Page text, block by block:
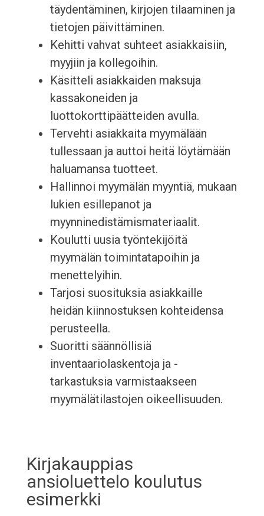
täydentäminen, kirjojen tilaaminen ja
tietojen päivittäminen.
Kehitti vahvat suhteet asiakkaisiin,
myyjiin ja kollegoihin.
Käsitteli asiakkaiden maksuja
kassakoneiden ja
luottokorttipäätteiden avulla.
Tervehti asiakkaita myymälään
tullessaan ja auttoi heitä löytämään
haluamansa tuotteet.
Hallinnoi myymälän myyntiä, mukaan
lukien esillepanot ja
myynninedistämismateriaalit.
Koulutti uusia työntekijöitä
myymälän toimintatapoihin ja
menettelyihin.
Tarjosi suosituksia asiakkaille
heidän kiinnostuksen kohteidensa
perusteella.
Suoritti säännöllisiä
inventaariolaskentoja ja -
tarkastuksia varmistaakseen
myymälätilastojen oikeellisuuden.
Kirjakauppias
ansioluettelo koulutus
esimerkki